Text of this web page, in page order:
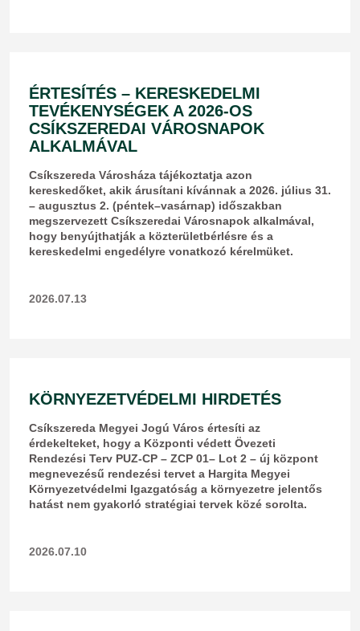
ÉRTESÍTÉS – KERESKEDELMI
TEVÉKENYSÉGEK A 2026-OS
CSÍKSZEREDAI VÁROSNAPOK
ALKALMÁVAL
Csíkszereda Városháza tájékoztatja azon
kereskedőket, akik árusítani kívánnak a 2026. július 31.
– augusztus 2. (péntek–vasárnap) időszakban
megszervezett Csíkszeredai Városnapok alkalmával,
hogy benyújthatják a közterületbérlésre és a
kereskedelmi engedélyre vonatkozó kérelmüket.
2026.07.13
KÖRNYEZETVÉDELMI HIRDETÉS
Csíkszereda Megyei Jogú Város értesíti az
érdekelteket, hogy a Központi védett Övezeti
Rendezési Terv PUZ-CP – ZCP 01– Lot 2 – új központ
megnevezésű rendezési tervet a Hargita Megyei
Környezetvédelmi Igazgatóság a környezetre jelentős
hatást nem gyakorló stratégiai tervek közé sorolta.
2026.07.10